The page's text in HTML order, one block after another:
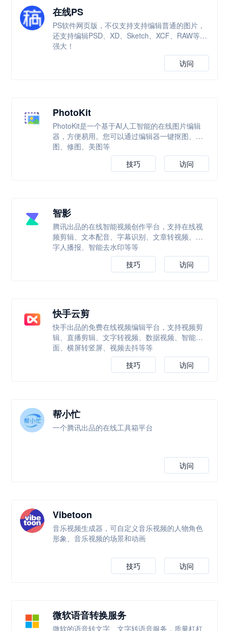
在线PS
PS软件网页版，不仅支持支持编辑普通的图片，
还支持编辑PSD、XD、Sketch、XCF、RAW等，
强大！
访问
PhotoKit
PhotoKit是一个基于AI人工智能的在线图片编辑
器，方便易用。您可以通过编辑器一键抠图、改
图、修图、美图等
访问
技巧
智影
腾讯出品的在线智能视频创作平台，支持在线视
频剪辑、文本配音、字幕识别、文章转视频、数
字人播报、智能去水印等等
访问
技巧
快手云剪
快手出品的免费在线视频编辑平台，支持视频剪
辑、直播剪辑、文字转视频、数据视频、智能封
面、横屏转竖屏、视频去抖等等
访问
技巧
帮小忙
一个腾讯出品的在线工具箱平台
访问
Vibetoon
音乐视频生成器，可自定义音乐视频的人物角色
形象、音乐视频的场景和动画
访问
技巧
微软语音转换服务
微软的语音转文字、文字转语音服务，质量杠杠